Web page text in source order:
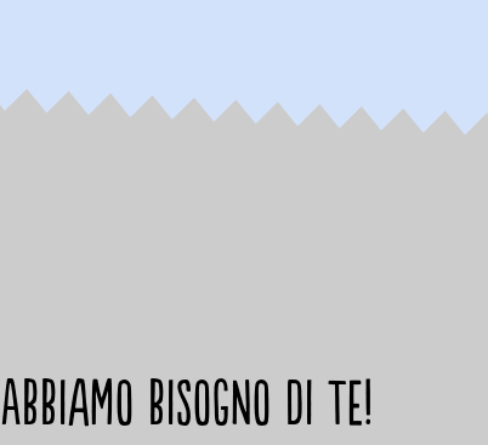
Abbiamo bisogno di te!